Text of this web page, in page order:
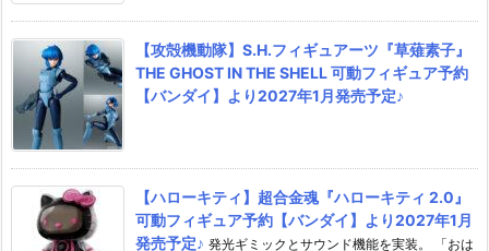
【攻殻機動隊】S.H.フィギュアーツ『草薙素子』
THE GHOST IN THE SHELL 可動フィギュア予約
【バンダイ】より2027年1月発売予定♪
【ハローキティ】超合金魂『ハローキティ 2.0』
可動フィギュア予約【バンダイ】より2027年1月
発売予定♪ 発光ギミックとサウンド機能を実装。 「おは